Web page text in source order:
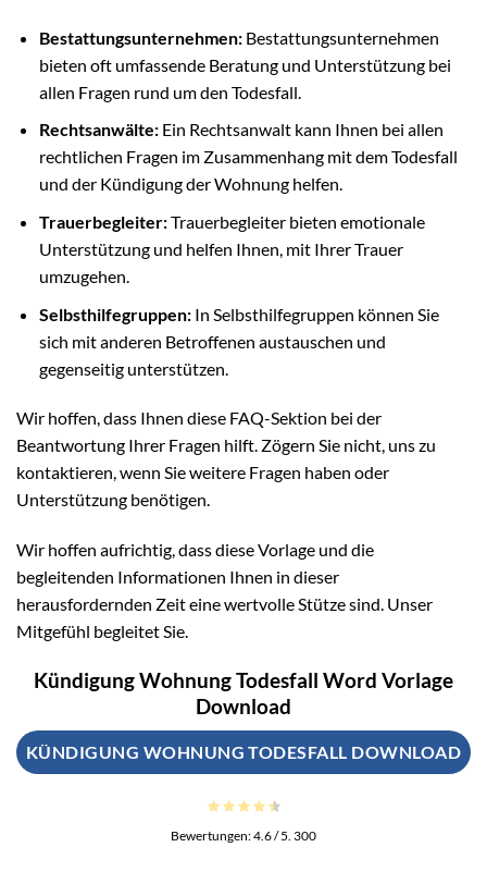
Bestattungsunternehmen:Bestattungsunternehmen
bieten oft umfassende Beratung und Unterstützung bei
allen Fragen rund um den Todesfall.
Rechtsanwälte:Ein Rechtsanwalt kann Ihnen bei allen
rechtlichen Fragen im Zusammenhang mit dem Todesfall
und der Kündigung der Wohnung helfen.
Trauerbegleiter:Trauerbegleiter bieten emotionale
Unterstützung und helfen Ihnen, mit Ihrer Trauer
umzugehen.
Selbsthilfegruppen:In Selbsthilfegruppen können Sie
sich mit anderen Betroffenen austauschen und
gegenseitig unterstützen.
Wir hoffen, dass Ihnen diese FAQ-Sektion bei der
Beantwortung Ihrer Fragen hilft. Zögern Sie nicht, uns zu
kontaktieren, wenn Sie weitere Fragen haben oder
Unterstützung benötigen.
Wir hoffen aufrichtig, dass diese Vorlage und die
begleitenden Informationen Ihnen in dieser
herausfordernden Zeit eine wertvolle Stütze sind. Unser
Mitgefühl begleitet Sie.
Kündigung Wohnung Todesfall Word Vorlage
Download
KÜNDIGUNG WOHNUNG TODESFALL DOWNLOAD
Bewertungen:4.6/ 5. 300